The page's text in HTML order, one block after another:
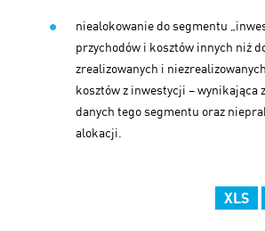
niealokowanie do segmentu
przychodów i kosztów innych niż
zrealizowanych i
kosztów z inwestycji – wynikająca
danych tego segmentu oraz
alokacji.
XLS